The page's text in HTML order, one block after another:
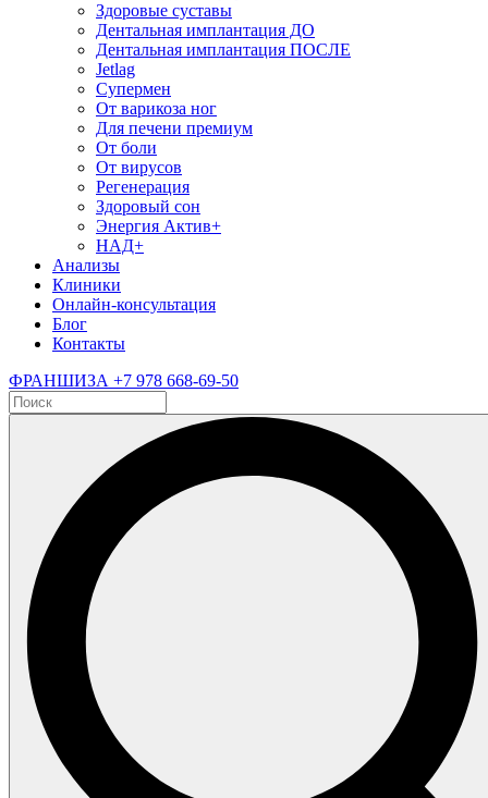
Здоровые суставы
Дентальная имплантация ДО
Дентальная имплантация ПОСЛЕ
Jetlag
Супермен
От варикоза ног
Для печени премиум
От боли
От вирусов
Регенерация
Здоровый сон
Энергия Актив+
НАД+
Анализы
Клиники
Онлайн-консультация
Блог
Контакты
ФРАНШИЗА +7 978 668-69-50